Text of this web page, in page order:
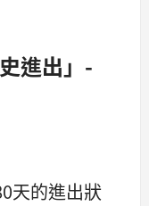
進出」-
天的進出狀